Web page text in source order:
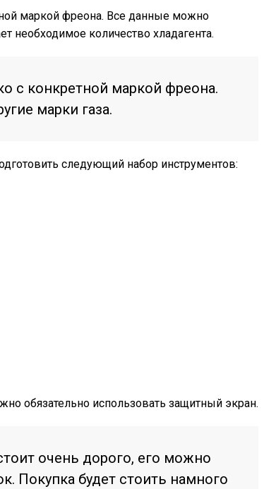
маркой фреона. Все данные можно
необходимое количество хладагента.
с конкретной маркой фреона.
марки газа.
следующий набор инструментов:
обязательно использовать защитный экран.
очень дорого, его можно
Покупка будет стоить намного